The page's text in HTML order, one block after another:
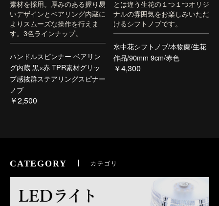
素材を採用。厚みのある握り易
いデザインとベアリング内蔵に
よりスムーズな操作を行えま
す。3色ラインナップ。
ハンドルスピンナー ベアリン
グ内蔵 黒×赤 TPR素材グリッ
プ感抜群ステアリングスピナー
ノブ
￥2,500
とは違う生花の１つ１つオリジ
ナルの雰囲気をお楽しみいただ
けるシフトノブです。
水中花シフトノブ/本物蘭/生花
作品/90mm 9cm/赤色
￥4,300
CATEGORY カテゴリ